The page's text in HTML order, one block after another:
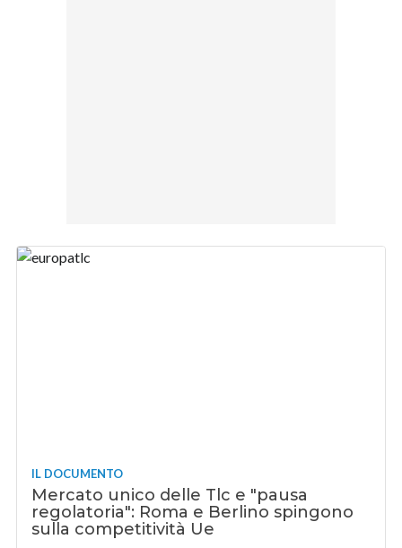
IL DOCUMENTO
Mercato unico delle Tlc e "pausa
regolatoria": Roma e Berlino spingono
sulla competitività Ue